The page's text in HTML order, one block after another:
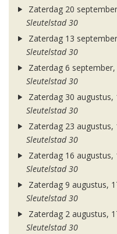
Zaterdag 20
Sleutelstad 30
Zaterdag 13
Sleutelstad 30
Zaterdag 6 september,
Sleutelstad 30
Zaterdag 30 augustus,
Sleutelstad 30
Zaterdag 23 augustus,
Sleutelstad 30
Zaterdag 16 augustus,
Sleutelstad 30
Zaterdag 9 augustus,
Sleutelstad 30
Zaterdag 2 augustus,
Sleutelstad 30